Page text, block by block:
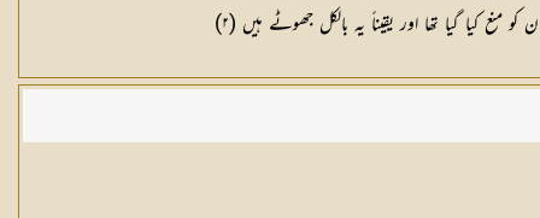
کیا گیا تھا اور یقیناً یہ بالکل جھوٹے ہیں (٢)